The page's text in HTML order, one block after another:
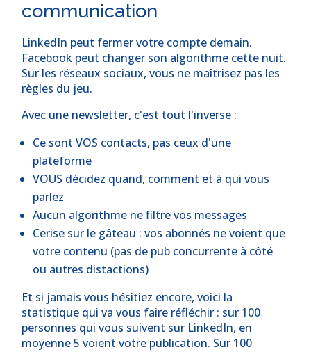
communication
LinkedIn peut fermer votre compte demain.
Facebook peut changer son algorithme cette nuit.
Sur les réseaux sociaux, vous ne maîtrisez pas les
règles du jeu.
Avec une newsletter, c'est tout l'inverse :
Ce sont VOS contacts, pas ceux d'une
plateforme
VOUS décidez quand, comment et à qui vous
parlez
Aucun algorithme ne filtre vos messages
Cerise sur le gâteau : vos abonnés ne voient que
votre contenu (pas de pub concurrente à côté
ou autres distactions)
Et si jamais vous hésitiez encore, voici la
statistique qui va vous faire réfléchir : sur 100
personnes qui vous suivent sur LinkedIn, en
moyenne 5 voient votre publication. Sur 100